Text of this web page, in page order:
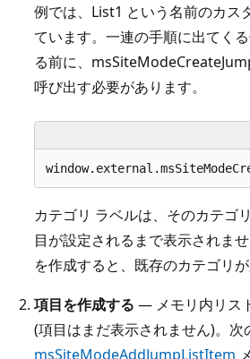
例では、List1 という名前のカス
ています。一連の手順に出てく
る前に、
呼び出す必要があります。
カテゴリ ラベルは、そのカテゴ
目が設定されるまで表示されま
を作成すると、既存のカテゴリが
項目を作成する — メモリ内リス
(項目はまだ表示されません)。次
msSiteModeAddJumpListItem